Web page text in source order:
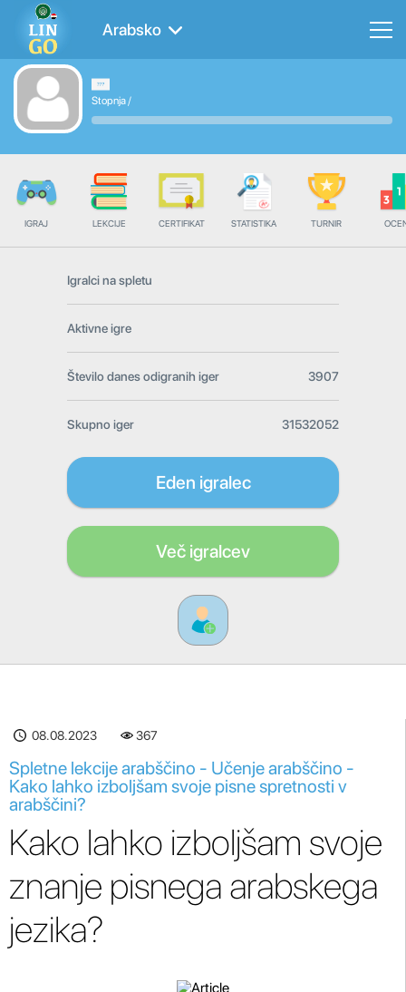
Arabsko
Stopnja/
IGRAJ LEKCIJE CERTIFIKAT STATISTIKA TURNIR
Igralci na spletu
Aktivne igre
Število danes odigranih iger 3907
Skupno iger 31532052
Eden igralec
Več igralcev
08.08.2023 367
Spletne lekcije arabščino - Učenje arabščino -
Kako lahko izboljšam svoje pisne spretnosti v
arabščini?
Kako lahko izboljšam svoje
znanje pisnega arabskega
jezika?